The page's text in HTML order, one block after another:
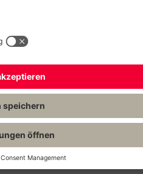
für Juristinnen
Übungsblätter bis hin
auf dem Weg zum/